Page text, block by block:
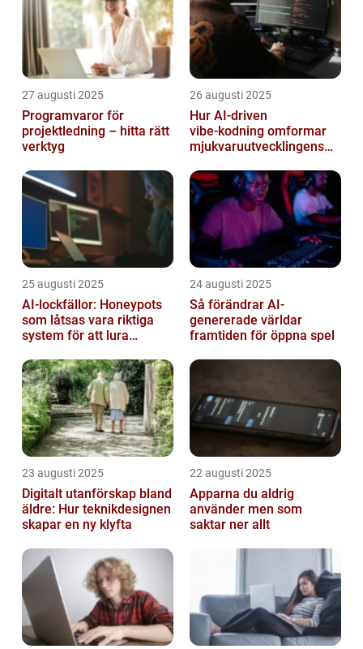
27 augusti 2025
Programvaror för
projektledning – hitta rätt
verktyg
26 augusti 2025
Hur AI‑driven
vibe‑kodning omformar
mjukvaruutvecklingens
25 augusti 2025
AI-lockfällor: Honeypots
som låtsas vara riktiga
system för att lura
24 augusti 2025
Så förändrar AI-
genererade världar
framtiden för öppna spel
23 augusti 2025
Digitalt utanförskap bland
äldre: Hur teknikdesignen
skapar en ny klyfta
22 augusti 2025
Apparna du aldrig
använder men som
saktar ner allt